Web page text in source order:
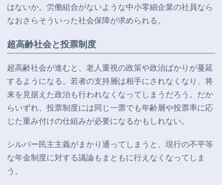
はないか。労働組合がないような中小零細企業の社員なら
なおさらそういった社会保障が求められる。
超高齢社会と投票制度
超高齢社会が進むと、老人重視の政策や政治ばかりが蔓延
するようになる。若者の支持層は相手にされなくなり、将
来を見据えた政治も行われなくなってしまうだろう。だか
らいずれ、投票制度には同じ一票でも年齢層や投票率に応
じた重み付けの仕組みが必要になるかもしれない。
シルバー民主主義がまかり通ってしまうと、現行の不平等
な年金制度に対する議論もまともに行えなくなってしま
う。